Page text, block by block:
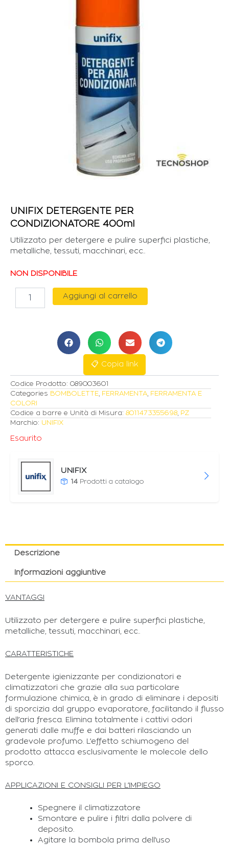
UNIFIX DETERGENTE PER
CONDIZIONATORE 400ml
Utilizzato per detergere e pulire superfici plastiche,
metalliche, tessuti, macchinari, ecc..
NON DISPONIBILE
DETERGENTE
Aggiungi al carrello
📋 Copia link
Codice Prodotto: 089003601
Categories BOMBOLETTE FERRAMENTA FERRAMENTA E
COLORI
Codice a barre e Unità di Misura: 8011473355698 PZ
Marchio: UNIFIX
Esaurito
UNIFIX
14 Prodotti a catalogo
Descrizione
Informazioni aggiuntive
VANTAGGI
Utilizzato per detergere e pulire superfici plastiche,
metalliche, tessuti, macchinari, ecc..
CARATTERISTICHE
Detergente igienizzante per condizionatori e
climatizzatori che grazie alla sua particolare
formulazione chimica, è in grado di eliminare i depositi
di sporcizia dal gruppo evaporatore, facilitando il flusso
dell’aria fresca. Elimina totalmente i cattivi odori
generati dalle muffe e dai batteri rilasciando un
gradevole profumo. L’effetto schiumogeno del
prodotto attacca esclusivamente le molecole dello
sporco.
APPLICAZIONI E CONSIGLI PER L’IMPIEGO
Spegnere il climatizzatore
Smontare e pulire i filtri dalla polvere di
deposito.
Agitare la bombola prima dell’uso